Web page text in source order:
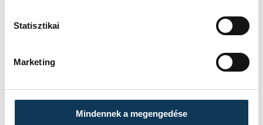
Statisztikai
Marketing
Mindennek a megengedése